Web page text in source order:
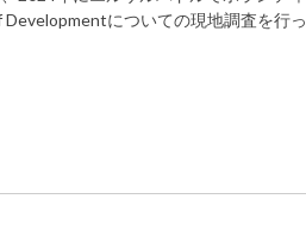
についての現地調査を行